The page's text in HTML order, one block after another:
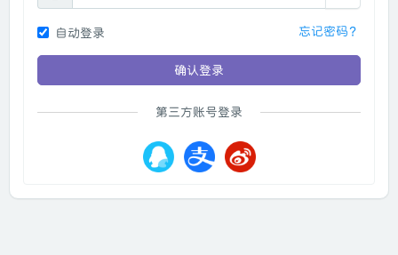
自动登录 忘记密码？
确认登录
第三方账号登录